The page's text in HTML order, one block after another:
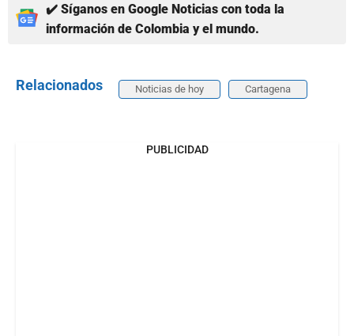
✔️ Síganos en Google Noticias con toda la
información de Colombia y el mundo.
Relacionados Noticias de hoy Cartagena
PUBLICIDAD